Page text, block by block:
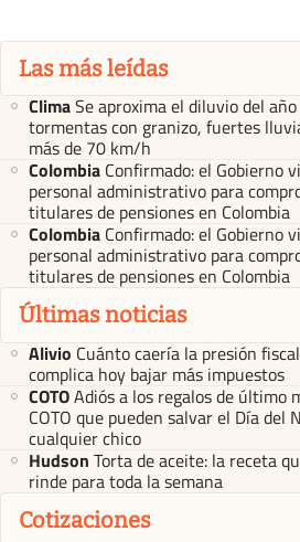
Las más leídas
ClimaSe aproxima el diluvio del
tormentas con granizo, fuertes
más de 70 km/h
Colombia Confirmado: el Gobierno
personal administrativo para
titulares de pensiones en Colombia
Colombia Confirmado: el Gobierno
personal administrativo para
titulares de pensiones en Colombia
Últimas noticias
Alivio Cuánto caería la presión
complica hoy bajar más impuestos
COTOAdiós a los regalos de último
COTO que pueden salvar el Día del
cualquier chico
Hudson Torta de aceite: la receta
rinde para toda la semana
Cotizaciones